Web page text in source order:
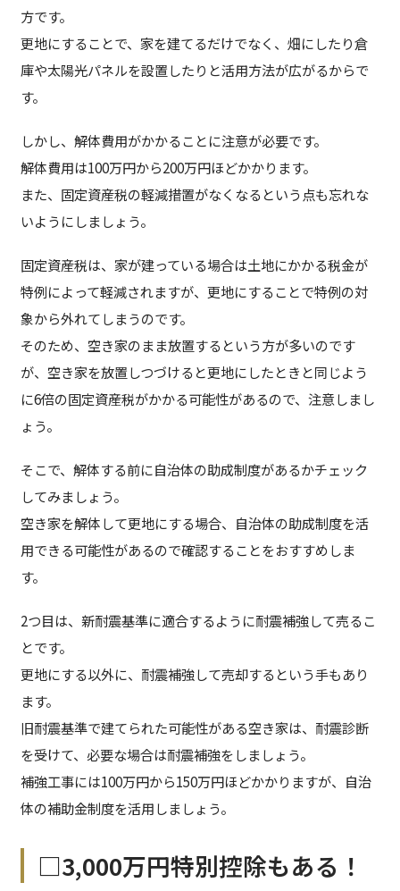
方です。
更地にすることで、家を建てるだけでなく、畑にしたり倉
庫や太陽光パネルを設置したりと活用方法が広がるからで
す。
しかし、解体費用がかかることに注意が必要です。
解体費用は100万円から200万円ほどかかります。
また、固定資産税の軽減措置がなくなるという点も忘れな
いようにしましょう。
固定資産税は、家が建っている場合は土地にかかる税金が
特例によって軽減されますが、更地にすることで特例の対
象から外れてしまうのです。
そのため、空き家のまま放置するという方が多いのです
が、空き家を放置しつづけると更地にしたときと同じよう
に6倍の固定資産税がかかる可能性があるので、注意しまし
ょう。
そこで、解体する前に自治体の助成制度があるかチェック
してみましょう。
空き家を解体して更地にする場合、自治体の助成制度を活
用できる可能性があるので確認することをおすすめしま
す。
2つ目は、新耐震基準に適合するように耐震補強して売るこ
とです。
更地にする以外に、耐震補強して売却するという手もあり
ます。
旧耐震基準で建てられた可能性がある空き家は、耐震診断
を受けて、必要な場合は耐震補強をしましょう。
補強工事には100万円から150万円ほどかかりますが、自治
体の補助金制度を活用しましょう。
□3,000万円特別控除もある！